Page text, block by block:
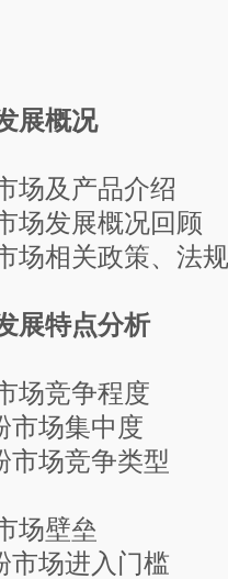
展概况
及产品介绍
发展概况回顾
相关政策、法规
展特点分析
竞争程度
集中度
竞争类型
壁垒
进入门槛